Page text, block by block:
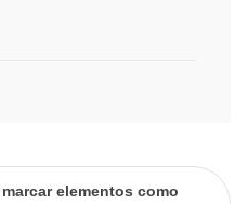
elementos como